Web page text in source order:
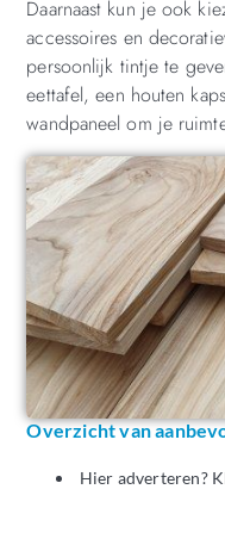
Daarnaast kun je ook
accessoires en
persoonlijk tintje te
eettafel, een houten
wandpaneel om je
Overzicht van
Hier adverteren?